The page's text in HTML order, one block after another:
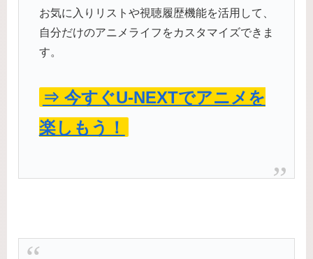
お気に入りリストや視聴履歴機能を活用して、
自分だけのアニメライフをカスタマイズできま
す。
⇒ 今すぐU-NEXTでアニメを
楽しもう！